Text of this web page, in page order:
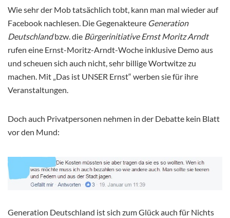
Wie sehr der Mob tatsächlich tobt, kann man mal wieder auf
Facebook nachlesen. Die Gegenakteure Generation
Deutschlandbzw. die Bürgerinitiative Ernst Moritz Arndt
rufen eine Ernst-Moritz-Arndt-Woche inklusive Demo aus
und scheuen sich auch nicht, sehr billige Wortwitze zu
machen. Mit „Das ist UNSER Ernst“ werben sie für ihre
Veranstaltungen.
Doch auch Privatpersonen nehmen in der Debatte kein Blatt
vor den Mund:
Generation Deutschland ist sich zum Glück auch für Nichts